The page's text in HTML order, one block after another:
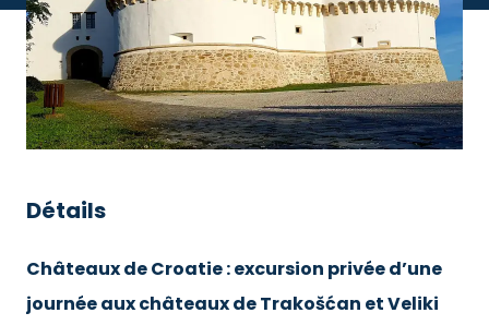
Détails
Châteaux de Croatie : excursion privée d’une
journée aux châteaux de Trakošćan et Veliki